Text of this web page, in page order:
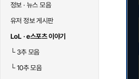
정보 · 뉴스 모음
유저 정보 게시판
LoL · e스포츠 이야기
└3추 모음
└10추 모음